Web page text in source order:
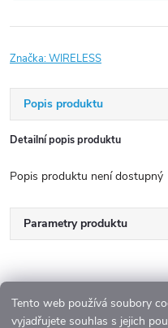
Tento web používá soubory
vyjadřujete souhlas s jejich
Značka:WIRELESS
Popis produktu
Detailní popis produktu
Popis produktu není dostupný
Parametry produktu